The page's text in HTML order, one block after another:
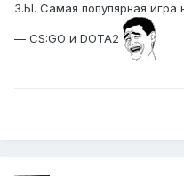
З.Ы. Самая популярная игра
— CS:GO и DOTA2